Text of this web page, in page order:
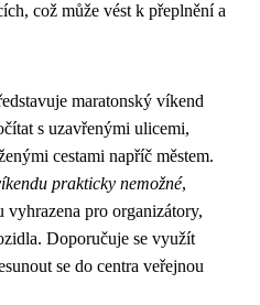
což může vést k přeplnění a
maratonský víkend
s uzavřenými ulicemi,
cestami napříč městem.
prakticky nemožné,
vyhrazena pro organizátory,
Doporučuje se využít
se do centra veřejnou